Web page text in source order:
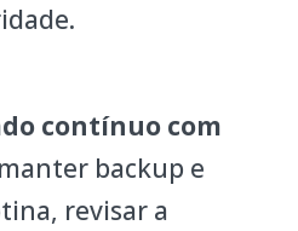
contínuo com
backup e
revisar a